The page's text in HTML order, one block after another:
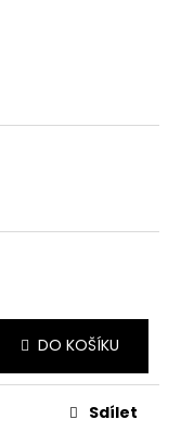
DO KOŠÍKU
Sdílet